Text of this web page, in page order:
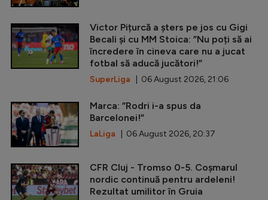
Victor Pițurcă a șters pe jos cu Gigi
Becali și cu MM Stoica: ”Nu poți să ai
încredere în cineva care nu a jucat
fotbal să aducă jucători!”
SuperLiga | 06 August 2026, 21:06
Marca: ”Rodri i-a spus da
Barcelonei!”
LaLiga | 06 August 2026, 20:37
CFR Cluj - Tromso 0-5. Coșmarul
nordic continuă pentru ardeleni!
Rezultat umilitor în Gruia